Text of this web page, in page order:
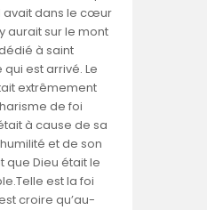
avait dans le cœur
aurait sur le mont
à saint
qui est arrivé. Le
extrêmement
de foi
à cause de sa
et de son
que Dieu était le
est la foi
croire qu’au-